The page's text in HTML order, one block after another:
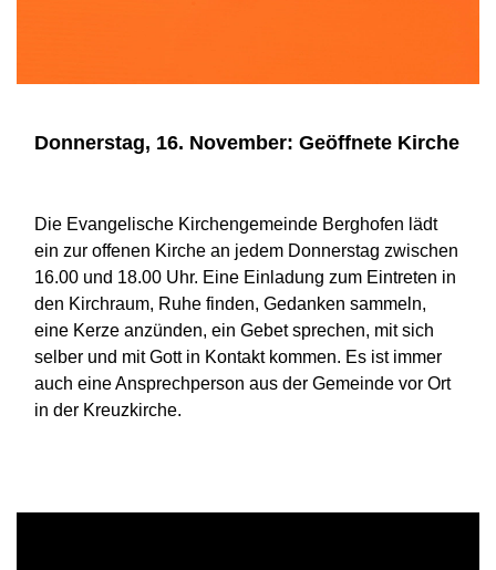
Donnerstag, 16. November: Geöffnete Kirche
Die Evangelische Kirchengemeinde Berghofen lädt
ein zur offenen Kirche an jedem Donnerstag zwischen
16.00 und 18.00 Uhr. Eine Einladung zum Eintreten in
den Kirchraum, Ruhe finden, Gedanken sammeln,
eine Kerze anzünden, ein Gebet sprechen, mit sich
selber und mit Gott in Kontakt kommen. Es ist immer
auch eine Ansprechperson aus der Gemeinde vor Ort
in der Kreuzkirche.